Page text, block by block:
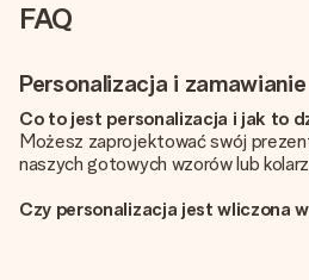
FAQ
Personalizacja i zamawianie
Co to jest personalizacja i jak to
Możesz zaprojektować swój
naszych gotowych wzorów lub
Czy personalizacja jest wliczona